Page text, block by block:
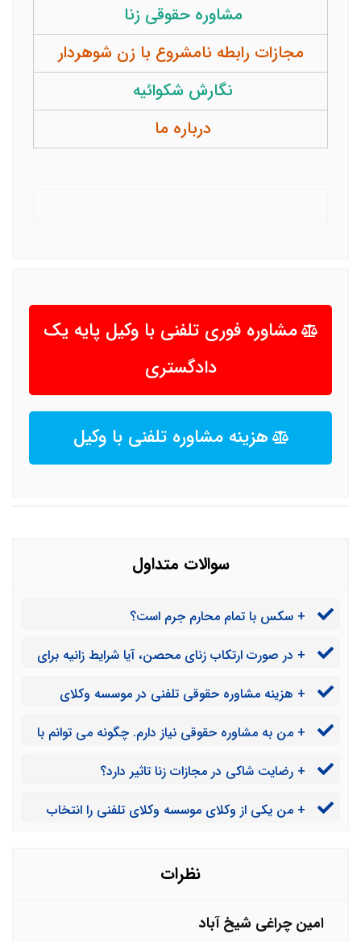
مشاوره حقوقی زنا
مجازات رابطه نامشروع با زن شوهردار
نگارش شکوائیه
درباره ما
مشاوره فوری تلفنی با وکیل پایه یک
دادگستری
هزینه مشاوره تلفنی با وکیل
سوالات متداول
+ در صورت ارتکاب زنای محصن، آیا شرایط زانیه برای
+ هزینه مشاوره حقوقی تلفنی در موسسه وکلای
+ من به مشاوره حقوقی نیاز دارم. چگونه می توانم با
+ من یکی از وکلای موسسه وکلای تلفنی را انتخاب
نظرات
امین چراغی شیخ آباد